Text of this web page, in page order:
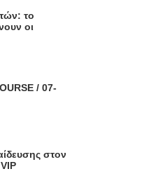
το
οι
/ 07-
στον